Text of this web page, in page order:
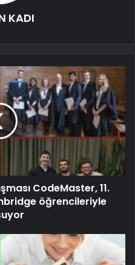
KADI
CodeMaster, 11.
öğrencileriyle